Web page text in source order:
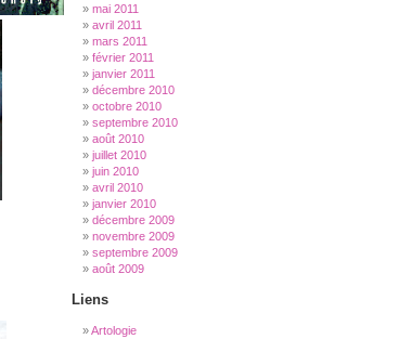
mai 2011
avril 2011
mars 2011
février 2011
janvier 2011
décembre 2010
octobre 2010
septembre 2010
août 2010
juillet 2010
juin 2010
avril 2010
janvier 2010
décembre 2009
novembre 2009
septembre 2009
août 2009
Liens
Artologie